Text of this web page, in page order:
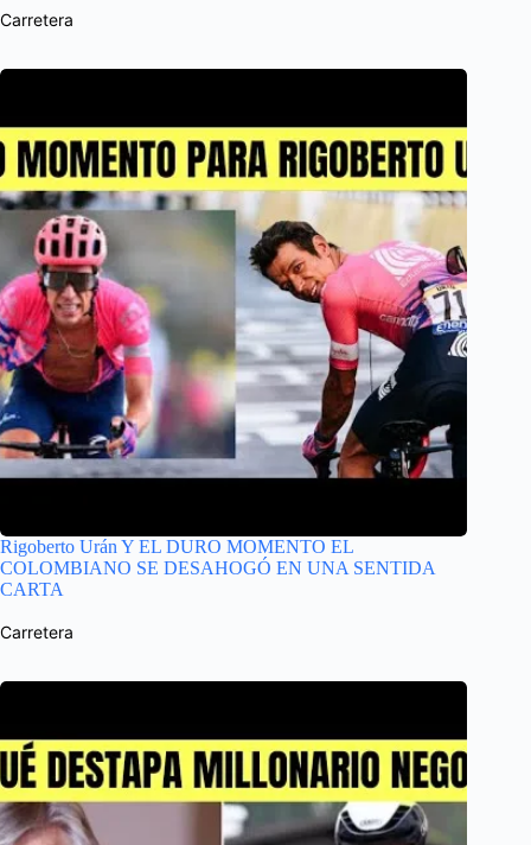
Carretera
Rigoberto Urán Y EL DURO MOMENTO EL
COLOMBIANO SE DESAHOGÓ EN UNA SENTIDA
CARTA
Carretera